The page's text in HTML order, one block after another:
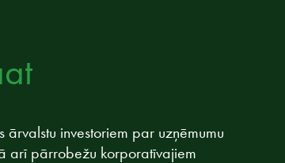
ārvalstu investoriem par uzņēmumu
arī pārrobežu korporatīvajiem